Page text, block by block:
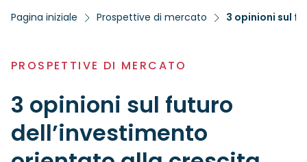
Pagina iniziale Prospettive di mercato 3 opinioni sul
PROSPETTIVE DI MERCATO
3 opinioni sul futuro
dell’investimento